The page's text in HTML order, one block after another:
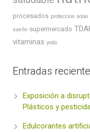
procesados protección solar
sueño supermercado
vitaminas yodo
Entradas
Exposición a
Plásticos y
Edulcorantes